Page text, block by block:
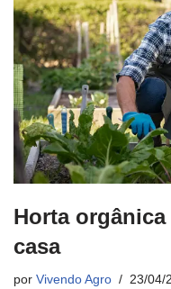
Horta
casa
por Vivendo Agro 23/04/